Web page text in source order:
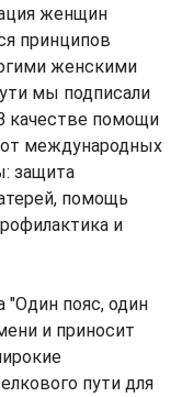
женщин
принципов
женскими
мы подписали
качестве помощи
международных
защита
помощь
и
"Один пояс, один
и приносит
пути для